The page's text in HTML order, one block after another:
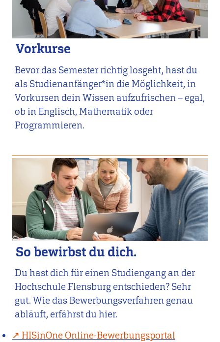
Vorkurse
Bevor das Semester richtig losgeht, hast du
als Studienanfänger*in die Möglichkeit, in
Vorkursen dein Wissen aufzufrischen – egal,
ob in Englisch, Mathematik oder
Programmieren.
So bewirbst du dich.
Du hast dich für einen Studiengang an der
Hochschule Flensburg entschieden? Sehr
gut. Wie das Bewerbungsverfahren genau
abläuft, erfährst du hier.
HISinOne Online-Bewerbungsportal